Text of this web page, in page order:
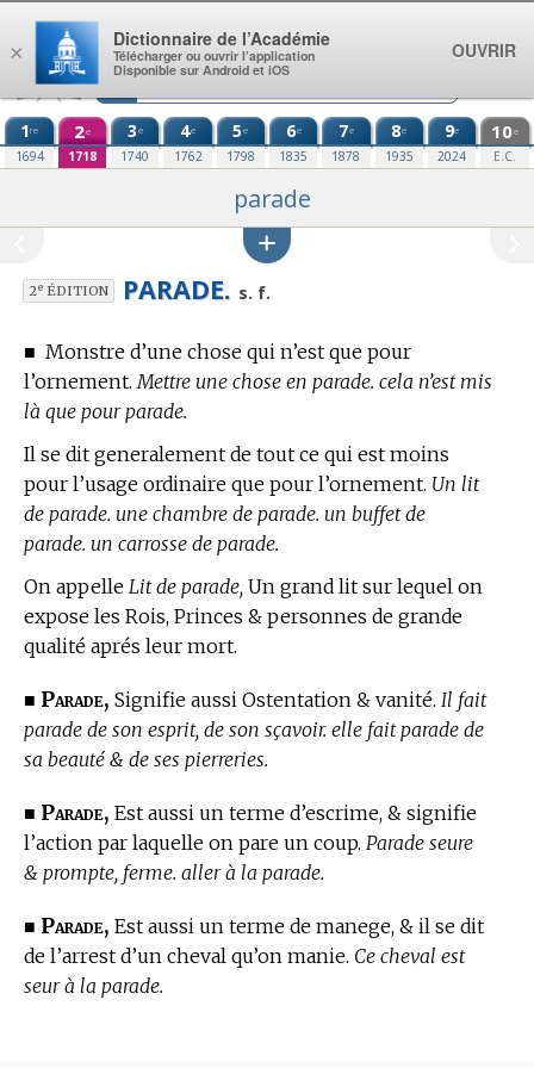
Aller au contenu
1re
1694
2e
1718
3e
1740
4e
1762
5e
1798
6e
1835
7e
1878
8e
1935
9e
2024
10e
E.C.
parade
2eÉDITION PARADE. s. f.
■ Monstre d’une chose qui n’est que pour
l’ornement. Mettre une chose en parade. cela n’est mis
là que pour parade.
Il se dit generalement de tout ce qui est moins
pour l’usage ordinaire que pour l’ornement. Un lit
de parade. une chambre de parade. un buffet de
parade. un carrosse de parade.
On appelle Lit de parade, Un grand lit sur lequel on
expose les Rois, Princes & personnes de grande
qualité aprés leur mort.
■ Parade, Signifie aussi Ostentation & vanité. Il fait
parade de son esprit, de son sçavoir. elle fait parade de
sa beauté & de ses pierreries.
■ Parade, Est aussi un terme d’escrime, & signifie
l’action par laquelle on pare un coup. Parade seure
& prompte, ferme. aller à la parade.
■ Parade, Est aussi un terme de manege, & il se dit
de l’arrest d’un cheval qu’on manie. Ce cheval est
seur à la parade.
×
Dictionnaire de l’Académie
Télécharger ou ouvrir l’application
Disponible sur Android et iOS
OUVRIR